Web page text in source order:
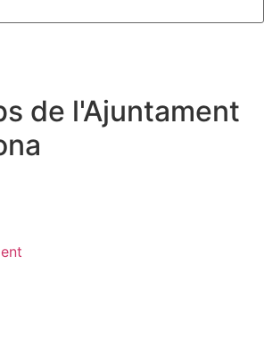
de l'Ajuntament